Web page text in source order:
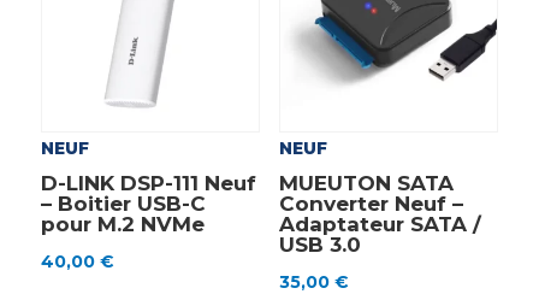
NEUF
D-LINK DSP-111 Neuf
– Boitier USB-C
pour M.2 NVMe
40,00 €
NEUF
MUEUTON SATA
Converter Neuf –
Adaptateur SATA /
USB 3.0
35,00 €